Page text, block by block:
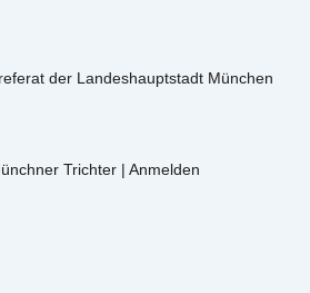
der Landeshauptstadt München
Trichter | Anmelden